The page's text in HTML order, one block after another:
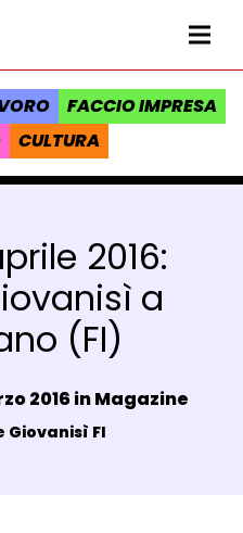
della Regione Toscana
FACCIO IMPRESA
CULTURA
2016:
a
(FI)
2016 inMagazine
Giovanisì FI